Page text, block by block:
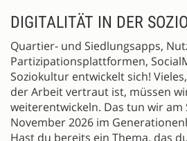
DIGITALITÄT IN DER
Quartier- und Siedlungsapps,
Partizipationsplattformen,
Soziokultur entwickelt sich!
der Arbeit vertraut ist, müssen
weiterentwickeln. Das tun wir am
November 2026 im
Hast du bereits ein Thema, das